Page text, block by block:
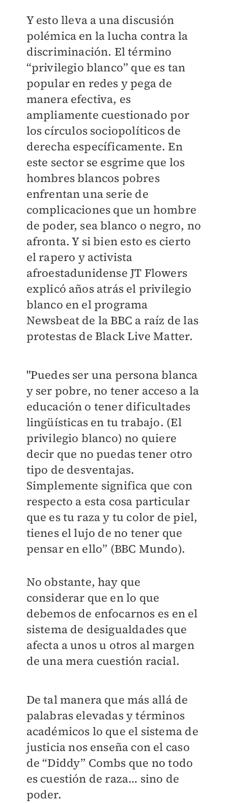
Y esto lleva a una discusión
polémica en la lucha contra la
discriminación. El término
“privilegio blanco” que es tan
popular en redes y pega de
manera efectiva, es
ampliamente cuestionado por
los círculos sociopolíticos de
derecha específicamente. En
este sector se esgrime que los
hombres blancos pobres
enfrentan una serie de
complicaciones que un hombre
de poder, sea blanco o negro, no
afronta. Y si bien esto es cierto
el rapero y activista
afroestadunidense JT Flowers
explicó años atrás el privilegio
blanco en el programa
Newsbeat de la BBC a raíz de las
protestas de Black Live Matter.
"Puedes ser una persona blanca
y ser pobre, no tener acceso a la
educación o tener dificultades
lingüísticas en tu trabajo. (El
privilegio blanco) no quiere
decir que no puedas tener otro
tipo de desventajas.
Simplemente significa que con
respecto a esta cosa particular
que es tu raza y tu color de piel,
tienes el lujo de no tener que
pensar en ello” (BBC Mundo).
No obstante, hay que
considerar que en lo que
debemos de enfocarnos es en el
sistema de desigualdades que
afecta a unos u otros al margen
de una mera cuestión racial.
De tal manera que más allá de
palabras elevadas y términos
académicos lo que el sistema de
justicia nos enseña con el caso
de “Diddy” Combs que no todo
es cuestión de raza… sino de
poder.